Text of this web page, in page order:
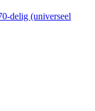
delig (universeel